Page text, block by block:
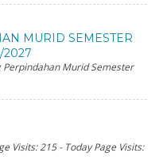
MURID SEMESTER
2027
Perpindahan Murid Semester
Visits: 215 - Today Page Visits: